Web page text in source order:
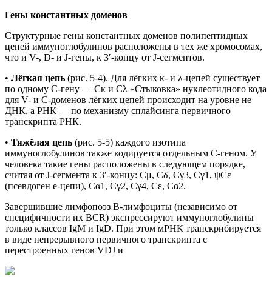
Гены константных доменов
Структурные гены константных доменов полипептидных
цепей иммуноглобулинов расположены в тех же хромосомах,
что и V-, D- и J-гены, к 3′-концу от J-сегментов.
• Лёгкая цепь (рис. 5-4). Для лёгких κ- и λ-цепей существует
по одному C-гену — Сκ и Cλ «Стыковка» нуклеотидного кода
для V- и C-доменов лёгких цепей происходит на уровне не
ДНК, а РНК — по механизму сплайсинга первичного
транскрипта РНК.
• Тяжёлая цепь (рис. 5-5) каждого изотипа
иммуноглобулинов также кодируется отдельным C-геном. У
человека такие гены расположены в следующем порядке,
считая от J-сегмента к 3′-концу: Сμ, Сδ, Сγ3, Сγ1, ψСε
(псевдоген е-цепи), Cα1, Cγ2, Cγ4, Сε, Сα2.
Завершившие лимфопоэз В-лимфоциты (независимо от
специфичности их BCR) экспрессируют иммуноглобулины
только классов IgM и IgD. При этом мРНК транскрибируется
в виде непрерывного первичного транскрипта с
перестроенных генов VDJ и